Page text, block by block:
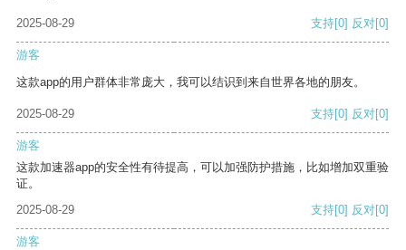
2025-08-29 支持[0] 反对[0]
游客
这款app的用户群体非常庞大，我可以结识到来自世界各地的朋友。
2025-08-29 支持[0] 反对[0]
游客
这款加速器app的安全性有待提高，可以加强防护措施，比如增加双重验
证。
2025-08-29
支持[0] 反对[0]
游客